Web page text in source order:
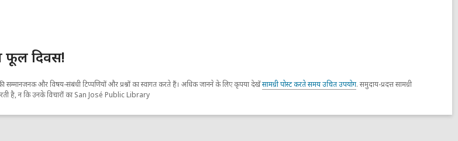
फूल दिवस!
सम्मानजनक और विषय-संबंधी टिप्पणियों और प्रश्नों का स्वागत करते हैं। अधिक जानने के लिए कृपया देखेंसामग्री पोस्ट करते समय उचित उपयोग. समुदाय-प्रदत्त सामग्री
करती है, न कि उनके विचारों का San José Public Library